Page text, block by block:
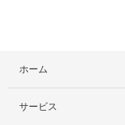
ホーム
サービス